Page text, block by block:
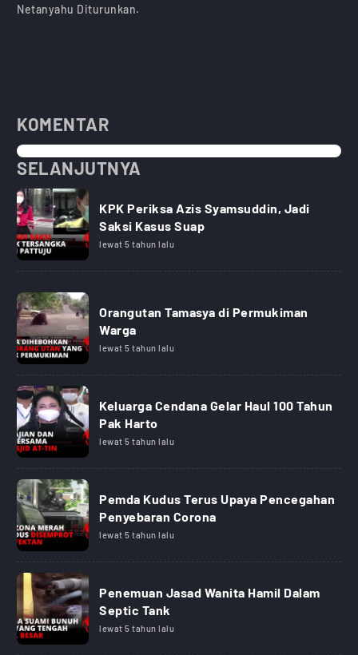
Netanyahu Diturunkan.
KOMENTAR
SELANJUTNYA
KPK Periksa Azis Syamsuddin, Jadi
Saksi Kasus Suap
lewat 5 tahun lalu
Orangutan Tamasya di Permukiman
Warga
lewat 5 tahun lalu
Keluarga Cendana Gelar Haul 100 Tahun
Pak Harto
lewat 5 tahun lalu
Pemda Kudus Terus Upaya Pencegahan
Penyebaran Corona
lewat 5 tahun lalu
Penemuan Jasad Wanita Hamil Dalam
Septic Tank
lewat 5 tahun lalu